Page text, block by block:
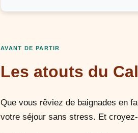
AVANT DE PARTIR
Les atouts du
Que vous rêviez de baignades en
votre séjour sans stress. Et